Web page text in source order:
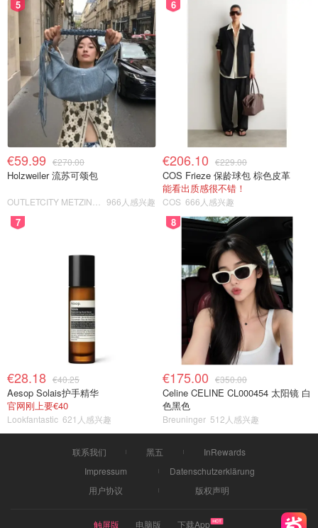
5
€59.99 €270.00
Holzweiler 流苏可颂包
966人感兴趣
6
€206.10 €229.00
COS Frieze 保龄球包 棕色皮革
能看出质感很不错！
COS 666人感兴趣
7
€28.18 €40.25
Aesop Solais护手精华
官网刚上要€40
Lookfantastic 621人感兴趣
8
€175.00 €350.00
Celine CELINE CL000454 太阳镜 白
色黑色
Breuninger 512人感兴趣
联系我们 黑五
InRewards
Impressum
Datenschutzerklärung
用户协议
版权声明
触屏版 电脑版 下载App